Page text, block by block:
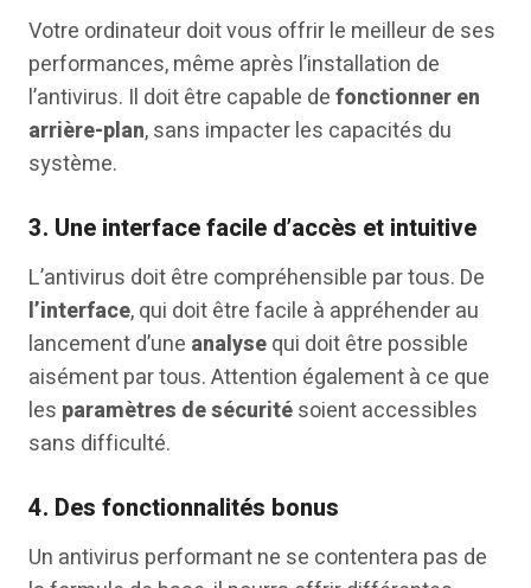
Votre ordinateur doit vous offrir le meilleur de ses
performances, même après l’installation de
l’antivirus. Il doit être capable defonctionner en
arrière-plan, sans impacter les capacités du
système.
3. Une interface facile d’accès et intuitive
L’antivirus doit être compréhensible par tous. De
l’interface, qui doit être facile à appréhender au
lancement d’une analysequi doit être possible
aisément par tous. Attention également à ce que
les paramètres de sécuritésoient accessibles
sans difficulté.
4. Des fonctionnalités bonus
Un antivirus performant ne se contentera pas de